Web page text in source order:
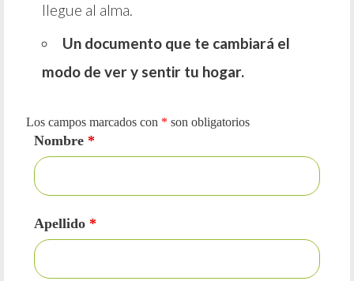
llegue al alma.
Un documento que te cambiará el
modo de ver y sentir tu hogar.
Los campos marcados con * son obligatorios
Nombre *
Apellido *